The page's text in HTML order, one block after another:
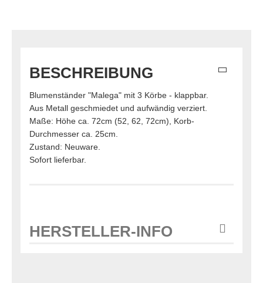
BESCHREIBUNG
Blumenständer "Malega" mit 3 Körbe - klappbar.
Aus Metall geschmiedet und aufwändig verziert.
Maße: Höhe ca. 72cm (52, 62, 72cm), Korb-
Durchmesser ca. 25cm.
Zustand: Neuware.
Sofort lieferbar.
HERSTELLER-INFO